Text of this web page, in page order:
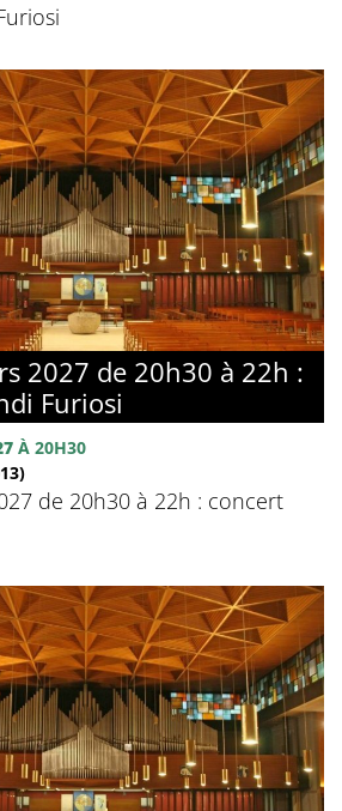
2027 de 20h30 à 22h :
Furiosi
À 20H30
de 20h30 à 22h : concert